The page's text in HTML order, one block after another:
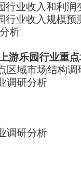
行业收入和利润
行业收入规模预
析
游乐园行业重
区域市场结构调
调研分析
调研分析